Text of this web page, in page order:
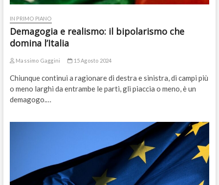
IN PRIMO PIANO
Demagogia e realismo: il bipolarismo che
domina l’Italia
Massimo Gaggini 15 Agosto 2024
Chiunque continui a ragionare di destra e sinistra, di campi più
o meno larghi da entrambe le parti, gli piaccia o meno, è un
demagogo.…